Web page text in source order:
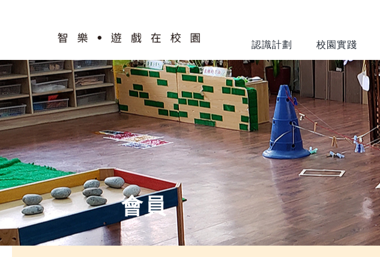
認識計劃
計劃簡介
智樂模式
遊戲工作
培訓及支援
交流及推廣
校園實踐
認識校園
遊戲環境設置
框架
評估空間的遊戲
價值
環境調整
運作考慮
風險益處評估
校園遊戲環境設
置
會員